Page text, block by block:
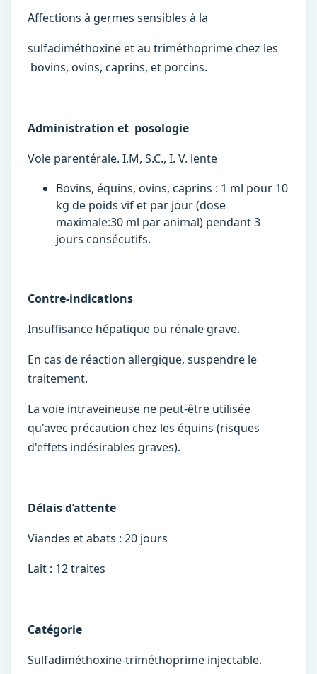
Affections à germes sensibles à la
sulfadiméthoxine et au triméthoprime chez les
bovins, ovins, caprins, et porcins.
Administration et posologie
Voie parentérale. I.M, S.C., I. V. lente
Bovins, équins, ovins, caprins : 1 ml pour 10
kg de poids vif et par jour (dose
maximale:30 ml par animal) pendant 3
jours consécutifs.
Contre-indications
Insuffisance hépatique ou rénale grave.
En cas de réaction allergique, suspendre le
traitement.
La voie intraveineuse ne peut-être utilisée
qu'avec précaution chez les équins (risques
d'effets indésirables graves).
Délais d’attente
Viandes et abats : 20 jours
Lait : 12 traites
Catégorie
Sulfadiméthoxine-triméthoprime injectable.